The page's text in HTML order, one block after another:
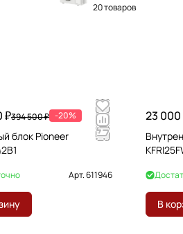
20 товаров
₽394 500 ₽ -20%
блок Pioneer
Арт.611946
23 000
В